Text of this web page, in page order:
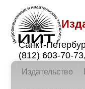
Санкт-
(812) 603-70-73
Издательство